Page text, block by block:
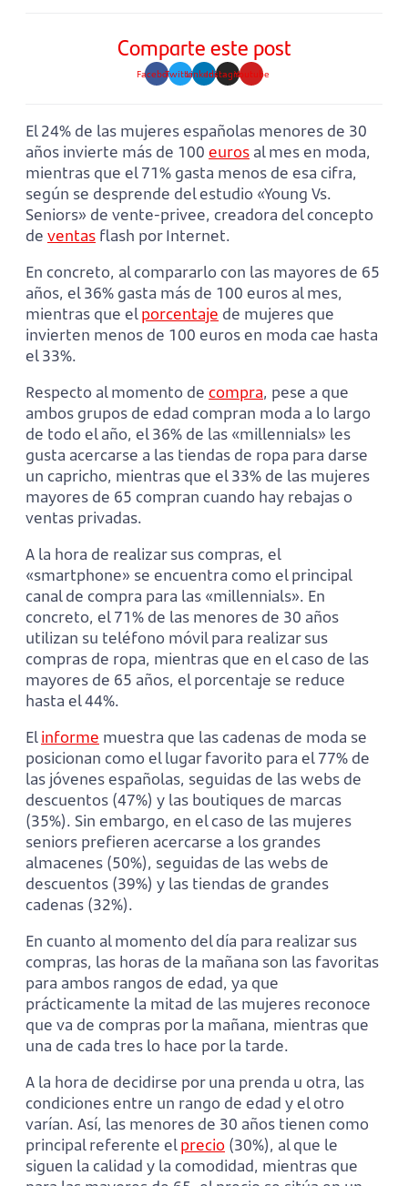
Comparte este post
FacebookTwitterLinkedinInstagramYoutube
El 24% de las mujeres españolas menores de 30
años invierte más de 100 euros al mes en moda,
mientras que el 71% gasta menos de esa cifra,
según se desprende del estudio «Young Vs.
Seniors» de vente-privee, creadora del concepto
de ventas flash por Internet.
En concreto, al compararlo con las mayores de 65
años, el 36% gasta más de 100 euros al mes,
mientras que elporcentaje de mujeres que
invierten menos de 100 euros en moda cae hasta
el 33%.
Respecto al momento de compra, pese a que
ambos grupos de edad compran moda a lo largo
de todo el año, el 36% de las «millennials» les
gusta acercarse a las tiendas de ropa para darse
un capricho, mientras que el 33% de las mujeres
mayores de 65 compran cuando hay rebajas o
ventas privadas.
A la hora de realizar sus compras, el
«smartphone» se encuentra como el principal
canal de compra para las «millennials». En
concreto, el 71% de las menores de 30 años
utilizan su teléfono móvil para realizar sus
compras de ropa, mientras que en el caso de las
mayores de 65 años, el porcentaje se reduce
hasta el 44%.
Elinforme muestra que las cadenas de moda se
posicionan como el lugar favorito para el 77% de
las jóvenes españolas, seguidas de las webs de
descuentos (47%) y las boutiques de marcas
(35%). Sin embargo, en el caso de las mujeres
seniors prefieren acercarse a los grandes
almacenes (50%), seguidas de las webs de
descuentos (39%) y las tiendas de grandes
cadenas (32%).
En cuanto al momento del día para realizar sus
compras, las horas de la mañana son las favoritas
para ambos rangos de edad, ya que
prácticamente la mitad de las mujeres reconoce
que va de compras por la mañana, mientras que
una de cada tres lo hace por la tarde.
A la hora de decidirse por una prenda u otra, las
condiciones entre un rango de edad y el otro
varían. Así, las menores de 30 años tienen como
principal referente elprecio (30%), al que le
siguen la calidad y la comodidad, mientras que